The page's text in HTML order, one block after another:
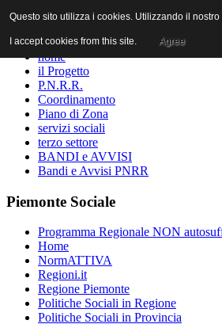
home
il Progetto
P.N.R.R.
Coordinamento
Piano di Zona
servizi sociali
terzo settore
BANDI e AVVISI
Bandi e Avvisi PNRR
Piemonte Sociale
Programma Regionale NON
Home
NormATTIVA
Regioni.it
Regione Piemonte
Politiche Sociali in Regione
Politiche Sociali in Provincia
Questo sito utilizza i cookies. Utilizzando il
I accept cookies from this site. Agree